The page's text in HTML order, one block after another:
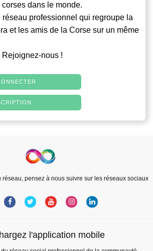
dans le monde.
réseau professionnel qui regroupe la
et les amis de la Corse sur un même
Rejoignez-nous !
réseau, pensez à nous suivre sur les réseaux sociaux
l'application mobile